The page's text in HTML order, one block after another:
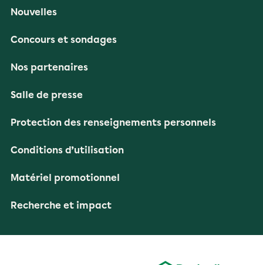
Nouvelles
Concours et sondages
Nos partenaires
Salle de presse
Protection des renseignements personnels
Conditions d’utilisation
Matériel promotionnel
Recherche et impact